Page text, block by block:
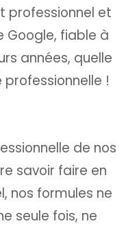
professionnel et
Google, fiable à
années, quelle
!
de nos
savoir faire en
nos formules ne
seule fois, ne